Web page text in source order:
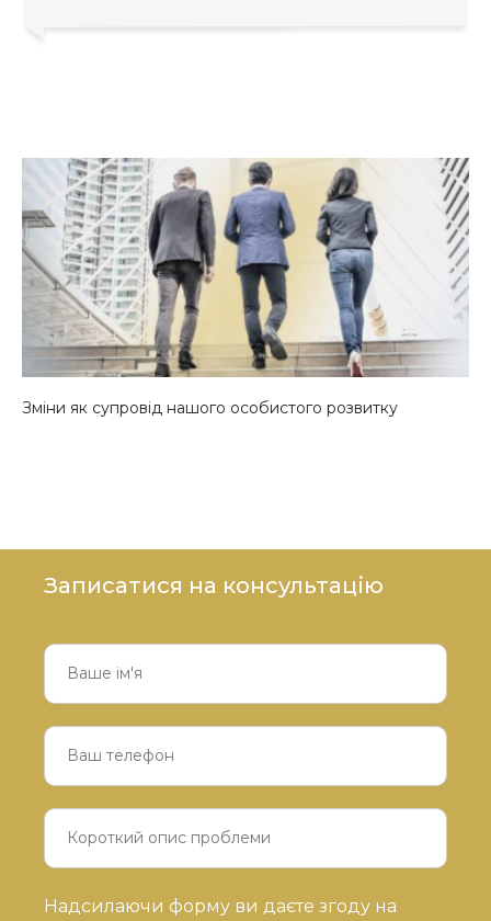
Зміни як супровід нашого особистого розвитку
Записатися на консультацію
Будь
Надсилаючи форму ви даєте згоду на